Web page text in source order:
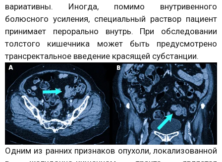
вариативны. Иногда, помимо внутривенного
болюсного усиления, специальный раствор пациент
принимает перорально внутрь. При обследовании
толстого кишечника может быть предусмотрено
трансректальное введение красящей субстанции.
Одним из ранних признаков опухоли, локализованной